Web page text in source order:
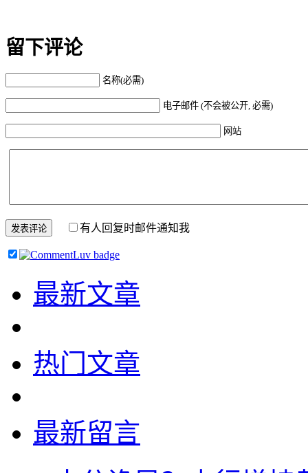
留下评论
名称(必需)
电子邮件 (不会被公开, 必需)
网站
有人回复时邮件通知我
最新文章
热门文章
最新留言